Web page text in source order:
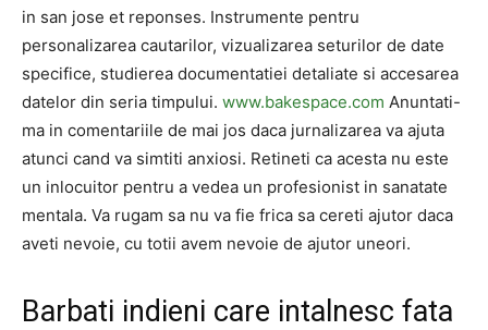
in san jose et reponses. Instrumente pentru
personalizarea cautarilor, vizualizarea seturilor de date
specifice, studierea documentatiei detaliate si accesarea
datelor din seria timpului. www.bakespace.com Anuntati-
ma in comentariile de mai jos daca jurnalizarea va ajuta
atunci cand va simtiti anxiosi. Retineti ca acesta nu este
un inlocuitor pentru a vedea un profesionist in sanatate
mentala. Va rugam sa nu va fie frica sa cereti ajutor daca
aveti nevoie, cu totii avem nevoie de ajutor uneori.
Barbati indieni care intalnesc fata